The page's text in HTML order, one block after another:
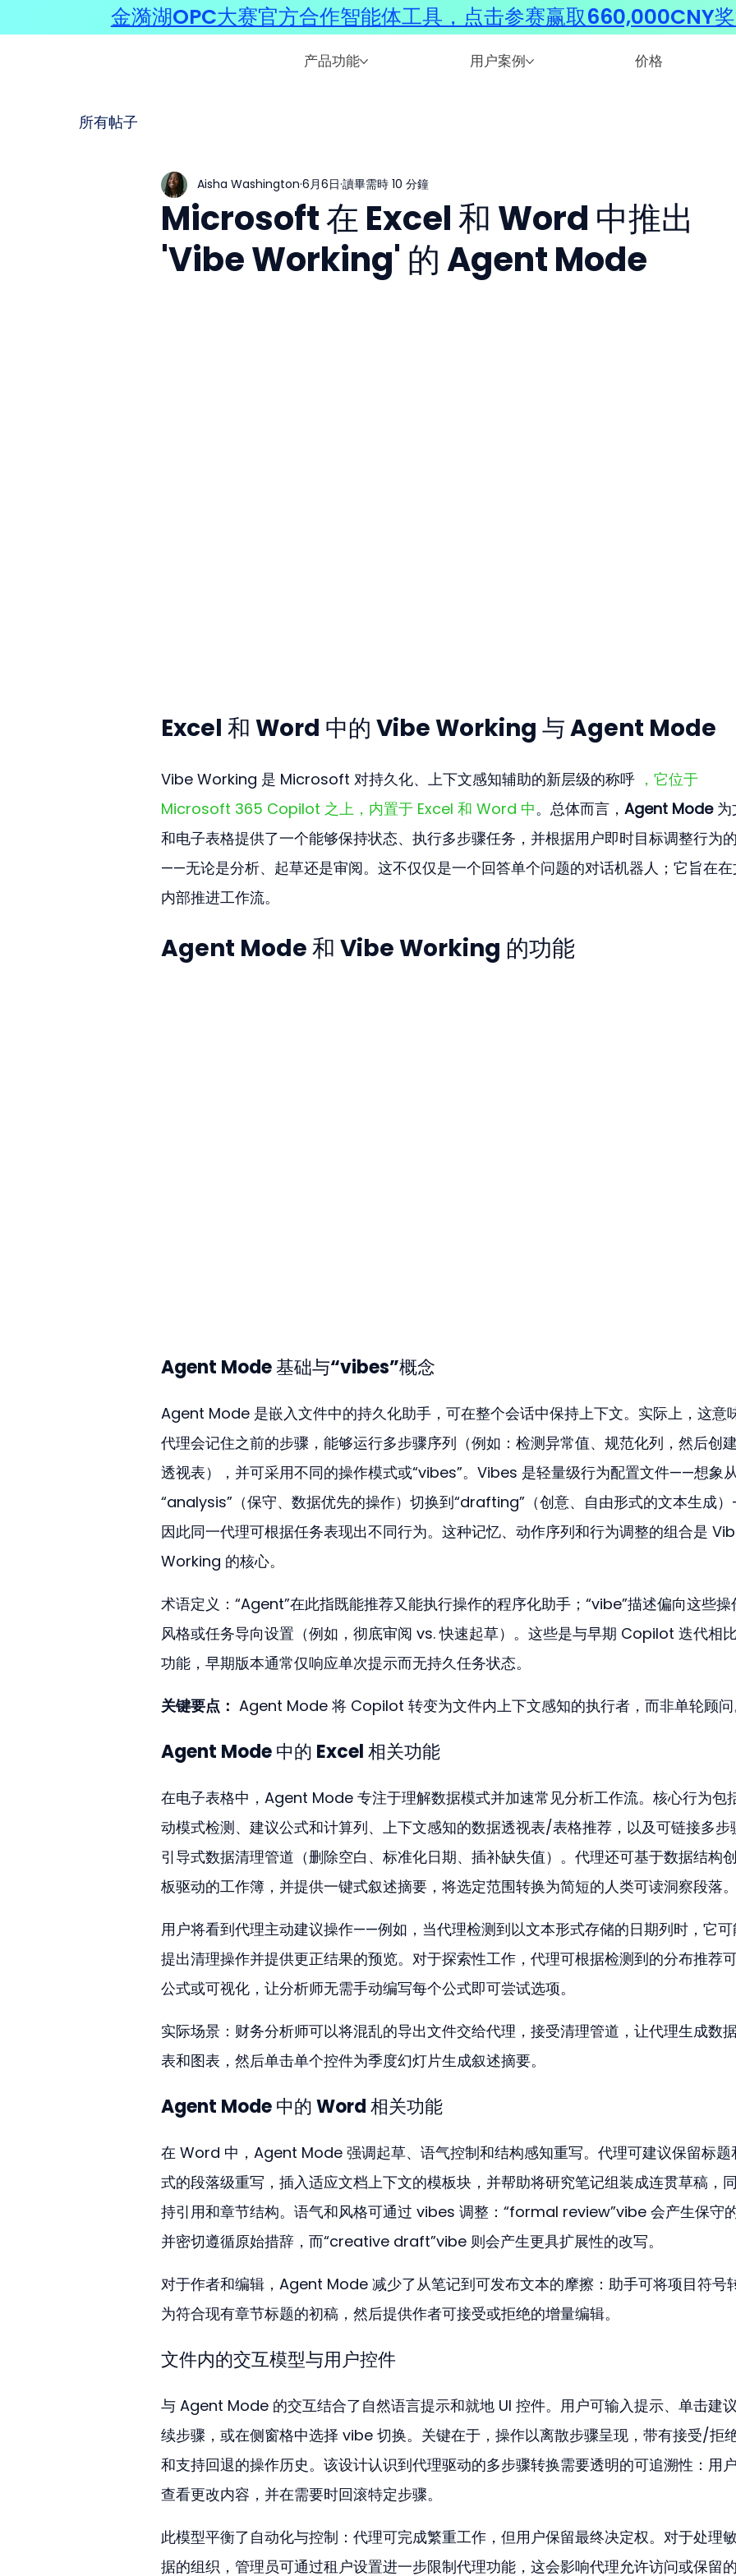
产品功能 用户案例 价格
所有帖子
Microsoft 在 Excel 和 Word 中推出
'Vibe Working' 的 Agent Mode
Aisha Washington 6月6日 讀畢需時 10 分鐘
Excel 和 Word 中的 Vibe Working 与 Agent Mode
Vibe Working 是 Microsoft 对持久化、上下文感知辅助的新层级的称呼 ，它位于
Microsoft 365 Copilot 之上，内置于 Excel 和 Word 中。总体而言， Agent Mode 为
和电子表格提供了一个能够保持状态、执行多步骤任务，并根据用户即时目标调整行为
——无论是分析、起草还是审阅。这不仅仅是一个回答单个问题的对话机器人；它旨在
内部推进工作流。
Agent Mode 和 Vibe Working 的功能
Agent Mode 基础与“vibes”概念
Agent Mode 是嵌入文件中的持久化助手，可在整个会话中保持上下文。实际上，这意
代理会记住之前的步骤，能够运行多步骤序列（例如：检测异常值、规范化列，然后创
透视表），并可采用不同的操作模式或“vibes”。Vibes 是轻量级行为配置文件——想象
“analysis”（保守、数据优先的操作）切换到“drafting”（创意、自由形式的文本生成
因此同一代理可根据任务表现出不同行为。这种记忆、动作序列和行为调整的组合是
Working 的核心。
术语定义：“Agent”在此指既能推荐又能执行操作的程序化助手；“vibe”描述偏向这些操
风格或任务导向设置（例如，彻底审阅 vs. 快速起草）。这些是与早期 Copilot 迭代相
功能，早期版本通常仅响应单次提示而无持久任务状态。
关键要点： Agent Mode 将 Copilot 转变为文件内上下文感知的执行者，而非单轮顾问
Agent Mode 中的 Excel 相关功能
在电子表格中，Agent Mode 专注于理解数据模式并加速常见分析工作流。核心行为包
动模式检测、建议公式和计算列、上下文感知的数据透视表/表格推荐，以及可链接多步
引导式数据清理管道（删除空白、标准化日期、插补缺失值）。代理还可基于数据结构
板驱动的工作簿，并提供一键式叙述摘要，将选定范围转换为简短的人类可读洞察段落。
用户将看到代理主动建议操作——例如，当代理检测到以文本形式存储的日期列时，它可
提出清理操作并提供更正结果的预览。对于探索性工作，代理可根据检测到的分布推荐
公式或可视化，让分析师无需手动编写每个公式即可尝试选项。
实际场景：财务分析师可以将混乱的导出文件交给代理，接受清理管道，让代理生成数
表和图表，然后单击单个控件为季度幻灯片生成叙述摘要。
Agent Mode 中的 Word 相关功能
在 Word 中，Agent Mode 强调起草、语气控制和结构感知重写。代理可建议保留标题
式的段落级重写，插入适应文档上下文的模板块，并帮助将研究笔记组装成连贯草稿，
持引用和章节结构。语气和风格可通过 vibes 调整：“formal review”vibe 会产生保守
并密切遵循原始措辞，而“creative draft”vibe 则会产生更具扩展性的改写。
对于作者和编辑，Agent Mode 减少了从笔记到可发布文本的摩擦：助手可将项目符号
为符合现有章节标题的初稿，然后提供作者可接受或拒绝的增量编辑。
文件内的交互模型与用户控件
与 Agent Mode 的交互结合了自然语言提示和就地 UI 控件。用户可输入提示、单击建
续步骤，或在侧窗格中选择 vibe 切换。关键在于，操作以离散步骤呈现，带有接受/拒
和支持回退的操作历史。该设计认识到代理驱动的多步骤转换需要透明的可追溯性：用
查看更改内容，并在需要时回滚特定步骤。
此模型平衡了自动化与控制：代理可完成繁重工作，但用户保留最终决定权。对于处理
据的组织，管理员可通过租户设置进一步限制代理功能，这会影响代理允许访问或保留
金漪湖OPC大赛官方合作智能体工具，点击参赛赢取660,000CNY奖